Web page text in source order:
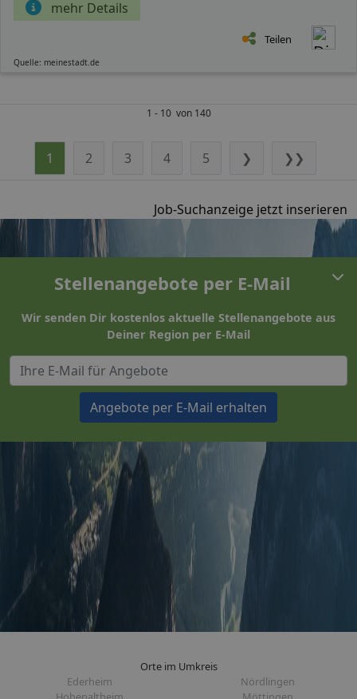
mehr Details
Teilen
Quelle: meinestadt.de
1 - 10 von 140
1 2 3 4 5 ❯ ❯❯
Job-Suchanzeige jetzt inserieren
Stellenangebote per E-Mail
Wir senden Dir kostenlos aktuelle Stellenangebote aus
Deiner Region per E-Mail
Angebote per E-Mail erhalten
Orte im Umkreis
Ederheim
Nördlingen